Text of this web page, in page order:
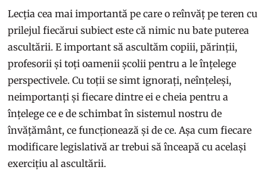
Lecția cea mai importantă pe care o reînvăț pe teren cu
prilejul fiecărui subiect este că nimic nu bate puterea
ascultării. E important să ascultăm copiii, părinții,
profesorii și toți oamenii școlii pentru a le înțelege
perspectivele. Cu toții se simt ignorați, neînțeleși,
neimportanți și fiecare dintre ei e cheia pentru a
înțelege ce e de schimbat în sistemul nostru de
învățământ, ce funcționează și de ce. Așa cum fiecare
modificare legislativă ar trebui să înceapă cu același
exercițiu al ascultării.